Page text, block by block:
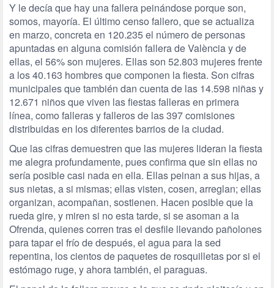
Y le decía que hay una fallera peinándose porque son,
somos, mayoría. El último censo fallero, que se actualiza
en marzo, concreta en 120.235 el número de personas
apuntadas en alguna comisión fallera de València y de
ellas, el 56% son mujeres. Ellas son 52.803 mujeres frente
a los 40.163 hombres que componen la fiesta. Son cifras
municipales que también dan cuenta de las 14.598 niñas y
12.671 niños que viven las fiestas falleras en primera
línea, como falleras y falleros de las 397 comisiones
distribuidas en los diferentes barrios de la ciudad.
Que las cifras demuestren que las mujeres lideran la fiesta
me alegra profundamente, pues confirma que sin ellas no
sería posible casi nada en ella. Ellas peinan a sus hijas, a
sus nietas, a si mismas; ellas visten, cosen, arreglan; ellas
organizan, acompañan, sostienen. Hacen posible que la
rueda gire, y miren si no esta tarde, si se asoman a la
Ofrenda, quienes corren tras el desfile llevando pañolones
para tapar el frío de después, el agua para la sed
repentina, los cientos de paquetes de rosquilletas por si el
estómago ruge, y ahora también, el paraguas.